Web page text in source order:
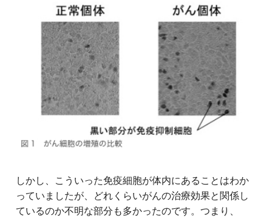
しかし、こういった免疫細胞が体内にあることはわか
っていましたが、どれくらいがんの治療効果と関係し
ているのか不明な部分も多かったのです。つまり、